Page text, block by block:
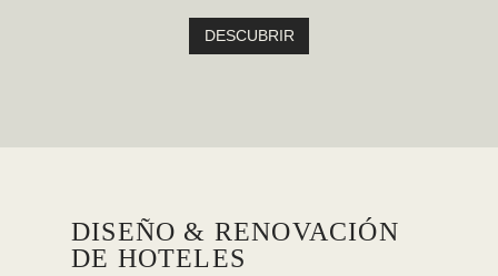
DESCUBRIR
DISEÑO & RENOVACIÓN
DE HOTELES